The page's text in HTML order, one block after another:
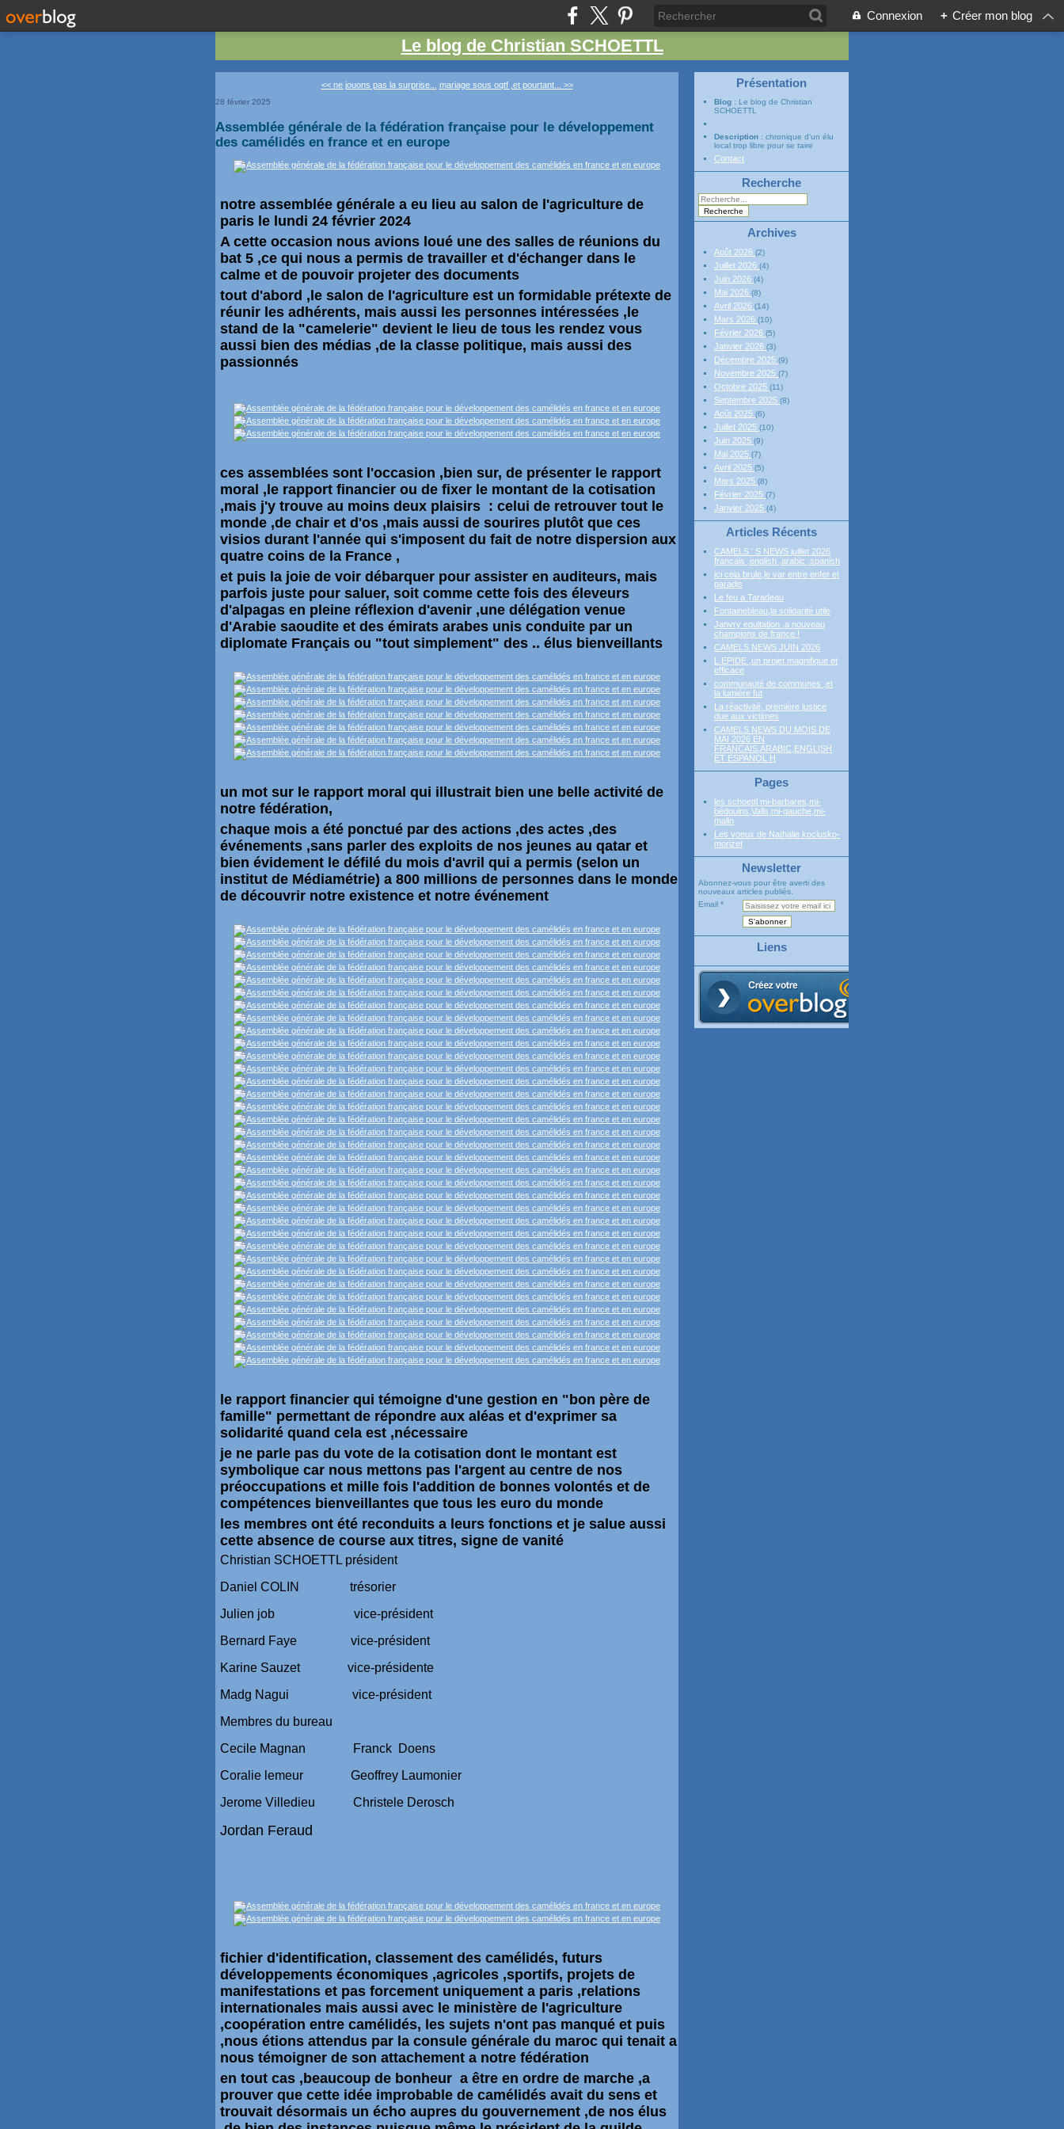
Connexion + Créer mon blog
Le blog de Christian SCHOETTL
<< ne jouons pas la surprise... mariage sous oqtf ,et pourtant... >>
28 février 2025
Assemblée générale de la fédération française pour le développement
des camélidés en france et en europe
notre assemblée générale a eu lieu au salon de l'agriculture de
paris le lundi 24 février 2024
A cette occasion nous avions loué une des salles de réunions du
bat 5 ,ce qui nous a permis de travailler et d'échanger dans le
calme et de pouvoir projeter des documents
tout d'abord ,le salon de l'agriculture est un formidable prétexte de
réunir les adhérents, mais aussi les personnes intéressées ,le
stand de la "camelerie" devient le lieu de tous les rendez vous
aussi bien des médias ,de la classe politique, mais aussi des
passionnés
ces assemblées sont l'occasion ,bien sur, de présenter le rapport
moral ,le rapport financier ou de fixer le montant de la cotisation
,mais j'y trouve au moins deux plaisirs : celui de retrouver tout le
monde ,de chair et d'os ,mais aussi de sourires plutôt que ces
visios durant l'année qui s'imposent du fait de notre dispersion aux
quatre coins de la France ,
et puis la joie de voir débarquer pour assister en auditeurs, mais
parfois juste pour saluer, soit comme cette fois des éleveurs
d'alpagas en pleine réflexion d'avenir ,une délégation venue
d'Arabie saoudite et des émirats arabes unis conduite par un
diplomate Français ou "tout simplement" des .. élus bienveillants
un mot sur le rapport moral qui illustrait bien une belle activité de
notre fédération,
chaque mois a été ponctué par des actions ,des actes ,des
événements ,sans parler des exploits de nos jeunes au qatar et
bien évidement le défilé du mois d'avril qui a permis (selon un
institut de Médiamétrie) a 800 millions de personnes dans le monde
de découvrir notre existence et notre événement
le rapport financier qui témoigne d'une gestion en "bon père de
famille" permettant de répondre aux aléas et d'exprimer sa
solidarité quand cela est ,nécessaire
je ne parle pas du vote de la cotisation dont le montant est
symbolique car nous mettons pas l'argent au centre de nos
préoccupations et mille fois l'addition de bonnes volontés et de
compétences bienveillantes que tous les euro du monde
les membres ont été reconduits a leurs fonctions et je salue aussi
cette absence de course aux titres, signe de vanité
Christian SCHOETTL président
Daniel COLIN trésorier
Julien job vice-président
Bernard Faye vice-président
Karine Sauzet vice-présidente
Madg Nagui vice-président
Membres du bureau
Cecile Magnan Franck Doens
Coralie lemeur Geoffrey Laumonier
Jerome Villedieu Christele Derosch
Jordan Feraud
fichier d'identification, classement des camélidés, futurs
développements économiques ,agricoles ,sportifs, projets de
manifestations et pas forcement uniquement a paris ,relations
internationales mais aussi avec le ministère de l'agriculture
,coopération entre camélidés, les sujets n'ont pas manqué et puis
,nous étions attendus par la consule générale du maroc qui tenait a
nous témoigner de son attachement a notre fédération
en tout cas ,beaucoup de bonheur a être en ordre de marche ,a
prouver que cette idée improbable de camélidés avait du sens et
trouvait désormais un écho aupres du gouvernement ,de nos élus
Présentation
Blog : Le blog de Christian
SCHOETTL
Description : chronique d'un élu
local trop libre pour se taire
Contact
Recherche
Archives
Août 2026 (2)
Juillet 2026 (4)
Juin 2026 (4)
Mai 2026 (8)
Avril 2026 (14)
Mars 2026 (10)
Février 2026 (5)
Janvier 2026 (3)
Décembre 2025 (9)
Novembre 2025 (7)
Octobre 2025 (11)
Septembre 2025 (8)
Août 2025 (6)
Juillet 2025 (10)
Juin 2025 (9)
Mai 2025 (7)
Avril 2025 (5)
Mars 2025 (8)
Février 2025 (7)
Janvier 2025 (4)
Articles Récents
CAMELS ' S NEWS juillet 2026
francais ,english ,arabic ,spanish
ici cela brule,le var entre enfer et
paradis
Le feu a Taradeau
Fontainebleau,la solidarité utile
Janvry equitation ,a nouveau
champions de france !
CAMELS NEWS JUIN 2026
L EPIDE ,un projet magnifique et
efficace
communauté de communes ,et
la lumière fut
La réactivité, première justice
due aux victimes
CAMELS NEWS DU MOIS DE
MAI 2026 EN
FRANCAIS,ARABIC,ENGLISH
ET ESPANOL H
Pages
les schoettl mi-barbares,mi-
bédouins,Valls,mi-gauche,mi-
malin
Les voeux de Nathalie kociusko-
morizet
Newsletter
Abonnez-vous pour être averti des
nouveaux articles publiés.
Email
Liens